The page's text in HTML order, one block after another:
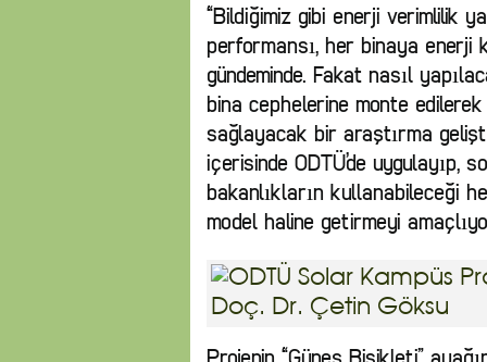
“Bildiğimiz gibi enerji verimlilik
performansı, her binaya enerji
gündeminde. Fakat nasıl
bina cephelerine monte
sağlayacak bir araştırma
içerisinde ODTÜ’de uygulayıp,
bakanlıkların kullanabileceği
model haline getirmeyi